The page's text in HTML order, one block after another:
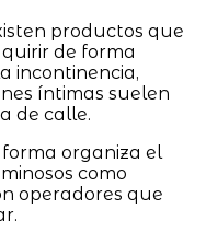
productos que
de forma
incontinencia,
íntimas suelen
de calle.
organiza el
como
operadores que